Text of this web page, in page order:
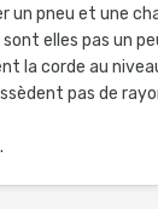
pneu et une
elles pas un
la corde au
pas de